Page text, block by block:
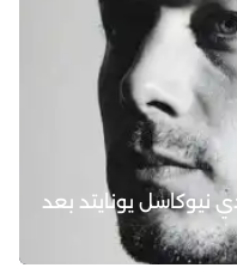
نيوكاسل يونايتد بعد